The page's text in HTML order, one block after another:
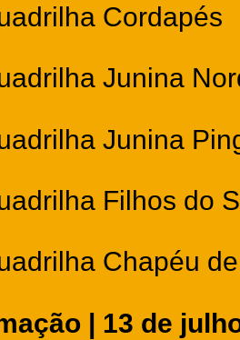
Cordapés
Junina
Junina
Filhos do
Chapéu
| 13 de